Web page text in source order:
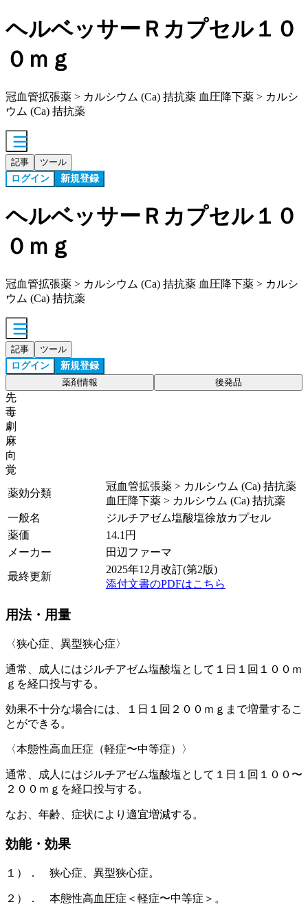
ヘルベッサーＲカプセル１０
０ｍｇ
冠血管拡張薬 > カルシウム (Ca) 拮抗薬 血圧降下薬 > カルシ
ウム (Ca) 拮抗薬
記事 ツール
ログイン 新規登録
ヘルベッサーＲカプセル１０
０ｍｇ
冠血管拡張薬 > カルシウム (Ca) 拮抗薬 血圧降下薬 > カルシ
ウム (Ca) 拮抗薬
記事 ツール
ログイン 新規登録
薬剤情報 後発品
先
毒
劇
麻
向
覚
薬効分類
冠血管拡張薬 > カルシウム (Ca) 拮抗薬
血圧降下薬 > カルシウム (Ca) 拮抗薬
一般名
ジルチアゼム塩酸塩徐放カプセル
薬価
14.1 円
メーカー
田辺ファーマ
最終更新
2025年12月改訂(第2版)
添付文書のPDFはこちら
用法・用量
〈狭心症、異型狭心症〉
通常、成人にはジルチアゼム塩酸塩として１日１回１００ｍ
ｇを経口投与する。
効果不十分な場合には、１日１回２００ｍｇまで増量するこ
とができる。
〈本態性高血圧症（軽症〜中等症）〉
通常、成人にはジルチアゼム塩酸塩として１日１回１００〜
２００ｍｇを経口投与する。
なお、年齢、症状により適宜増減する。
効能・効果
１）． 狭心症、異型狭心症。
２）． 本態性高血圧症＜軽症〜中等症＞。